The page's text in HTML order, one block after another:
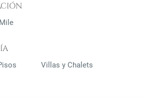
Villas y Chalets